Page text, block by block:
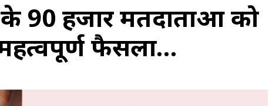
90 हजार मतदाताओं को
महत्वपूर्ण फैसला…